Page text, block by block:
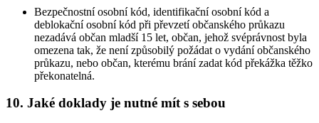
Bezpečnostní osobní kód, identifikační osobní kód a
deblokační osobní kód při převzetí občanského průkazu
nezadává občan mladší 15 let, občan, jehož svéprávnost byla
omezena tak, že není způsobilý požádat o vydání občanského
průkazu, nebo občan, kterému brání zadat kód překážka těžko
překonatelná.
10. Jaké doklady je nutné mít s sebou